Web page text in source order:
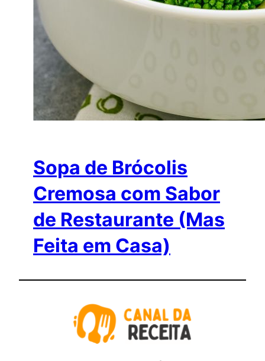
Sopa de Brócolis
Cremosa com Sabor
de Restaurante (Mas
Feita em Casa)